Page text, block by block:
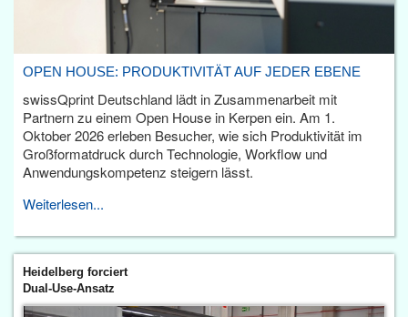
OPEN HOUSE: PRODUKTIVITÄT AUF JEDER EBENE
swissQprint Deutschland lädt in Zusammenarbeit mit
Partnern zu einem Open House in Kerpen ein. Am 1.
Oktober 2026 erleben Besucher, wie sich Produktivität im
Großformatdruck durch Technologie, Workflow und
Anwendungskompetenz steigern lässt.
Weiterlesen...
Heidelberg forciert
Dual-Use-Ansatz